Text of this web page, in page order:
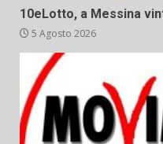
10eLotto, a Messina
5 Agosto 2026